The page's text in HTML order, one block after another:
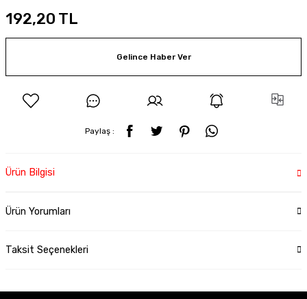
192,20 TL
Gelince Haber Ver
Paylaş :
Ürün Bilgisi
Ürün Yorumları
Taksit Seçenekleri